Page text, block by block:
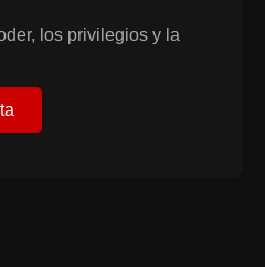
los privilegios y la